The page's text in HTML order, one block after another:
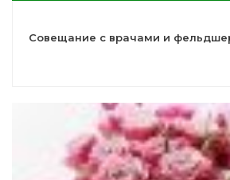
Совещание с врачами и